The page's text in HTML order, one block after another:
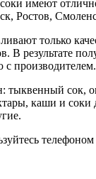
имеют
Ростов,
только
В результате
производителем.
тыквенный
каши и